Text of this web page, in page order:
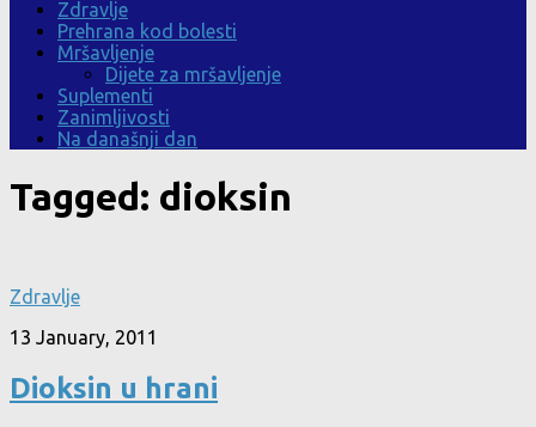
Zdravlje
Prehrana kod bolesti
Mršavljenje
Dijete za mršavljenje
Suplementi
Zanimljivosti
Na današnji dan
Tagged: dioksin
Zdravlje
13 January, 2011
Dioksin u hrani